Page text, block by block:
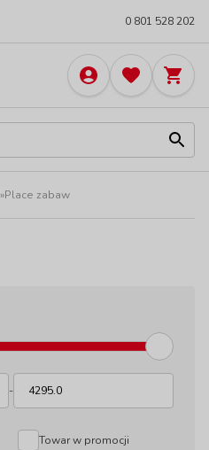
0 801 528 202
»Place zabaw
-
Towar w promocji